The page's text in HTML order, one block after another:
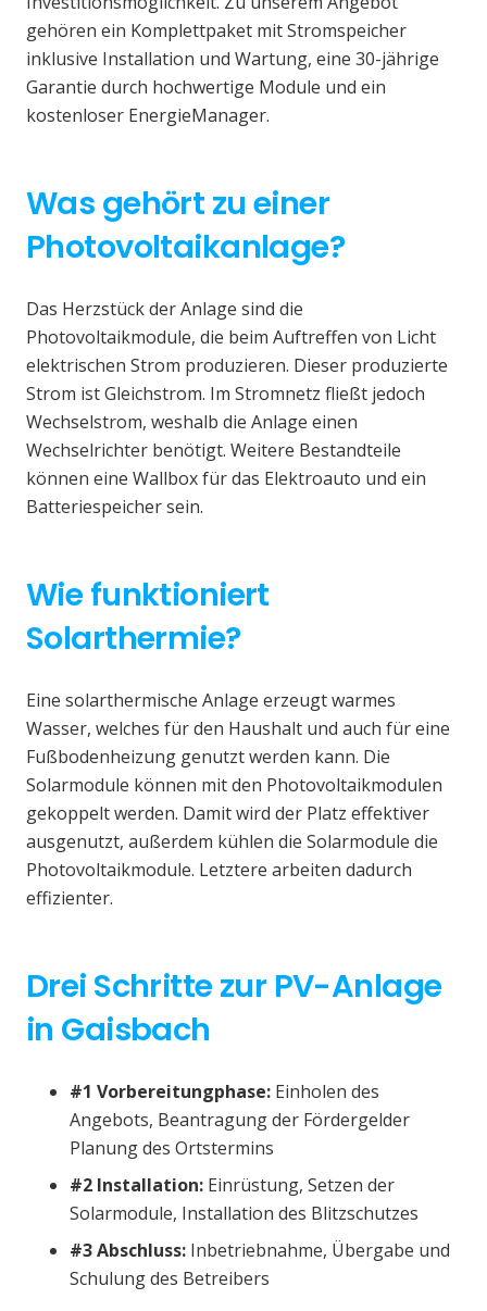
gehören ein Komplettpaket mit Stromspeicher
inklusive Installation und Wartung, eine 30-jährige
Garantie durch hochwertige Module und ein
kostenloser EnergieManager.
Was gehört zu einer
Photovoltaikanlage?
Das Herzstück der Anlage sind die
Photovoltaikmodule, die beim Auftreffen von Licht
elektrischen Strom produzieren. Dieser produzierte
Strom ist Gleichstrom. Im Stromnetz fließt jedoch
Wechselstrom, weshalb die Anlage einen
Wechselrichter benötigt. Weitere Bestandteile
können eine Wallbox für das Elektroauto und ein
Batteriespeicher sein.
Wie funktioniert
Solarthermie?
Eine solarthermische Anlage erzeugt warmes
Wasser, welches für den Haushalt und auch für eine
Fußbodenheizung genutzt werden kann. Die
Solarmodule können mit den Photovoltaikmodulen
gekoppelt werden. Damit wird der Platz effektiver
ausgenutzt, außerdem kühlen die Solarmodule die
Photovoltaikmodule. Letztere arbeiten dadurch
effizienter.
Drei Schritte zur PV-Anlage
in Gaisbach
#1 Vorbereitungphase: Einholen des
Angebots, Beantragung der Fördergelder
Planung des Ortstermins
#2 Installation: Einrüstung, Setzen der
Solarmodule, Installation des Blitzschutzes
#3 Abschluss: Inbetriebnahme, Übergabe und
Schulung des Betreibers